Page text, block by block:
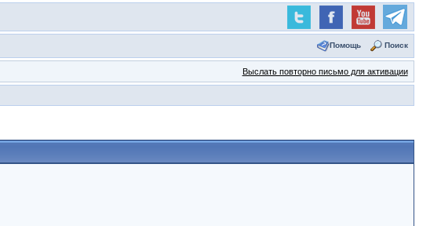
Помощь Поиск
Выслать повторно письмо для активации